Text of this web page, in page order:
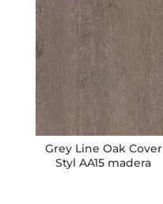
Grey Line Oak Cover
Styl AA15 madera